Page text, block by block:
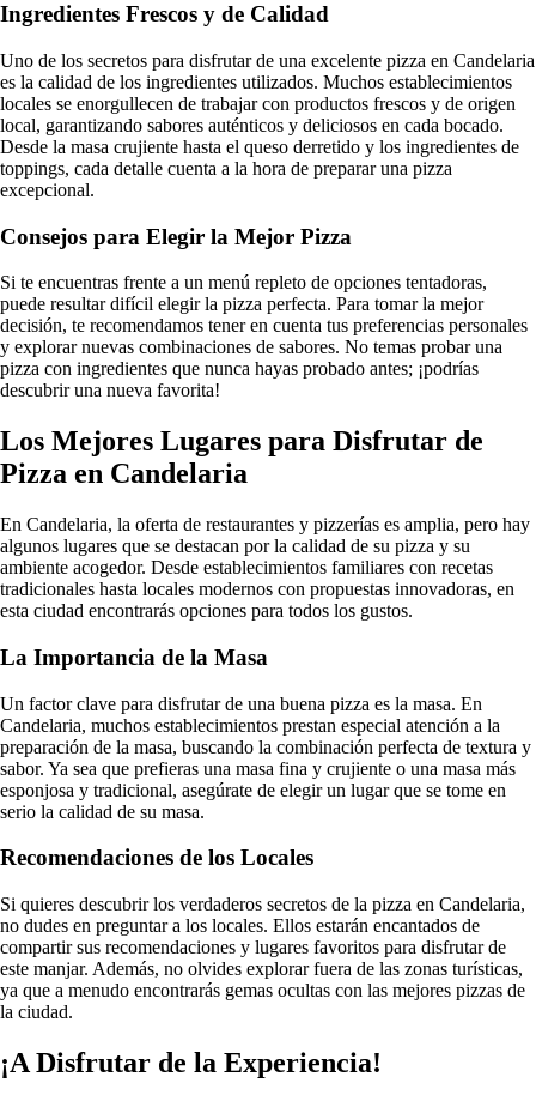
Ingredientes Frescos y de Calidad
Uno de los secretos para disfrutar de una excelente pizza en Candelaria
es la calidad de los ingredientes utilizados. Muchos establecimientos
locales se enorgullecen de trabajar con productos frescos y de origen
local, garantizando sabores auténticos y deliciosos en cada bocado.
Desde la masa crujiente hasta el queso derretido y los ingredientes de
toppings, cada detalle cuenta a la hora de preparar una pizza
excepcional.
Consejos para Elegir la Mejor Pizza
Si te encuentras frente a un menú repleto de opciones tentadoras,
puede resultar difícil elegir la pizza perfecta. Para tomar la mejor
decisión, te recomendamos tener en cuenta tus preferencias personales
y explorar nuevas combinaciones de sabores. No temas probar una
pizza con ingredientes que nunca hayas probado antes; ¡podrías
descubrir una nueva favorita!
Los Mejores Lugares para Disfrutar de
Pizza en Candelaria
En Candelaria, la oferta de restaurantes y pizzerías es amplia, pero hay
algunos lugares que se destacan por la calidad de su pizza y su
ambiente acogedor. Desde establecimientos familiares con recetas
tradicionales hasta locales modernos con propuestas innovadoras, en
esta ciudad encontrarás opciones para todos los gustos.
La Importancia de la Masa
Un factor clave para disfrutar de una buena pizza es la masa. En
Candelaria, muchos establecimientos prestan especial atención a la
preparación de la masa, buscando la combinación perfecta de textura y
sabor. Ya sea que prefieras una masa fina y crujiente o una masa más
esponjosa y tradicional, asegúrate de elegir un lugar que se tome en
serio la calidad de su masa.
Recomendaciones de los Locales
Si quieres descubrir los verdaderos secretos de la pizza en Candelaria,
no dudes en preguntar a los locales. Ellos estarán encantados de
compartir sus recomendaciones y lugares favoritos para disfrutar de
este manjar. Además, no olvides explorar fuera de las zonas turísticas,
ya que a menudo encontrarás gemas ocultas con las mejores pizzas de
la ciudad.
¡A Disfrutar de la Experiencia!